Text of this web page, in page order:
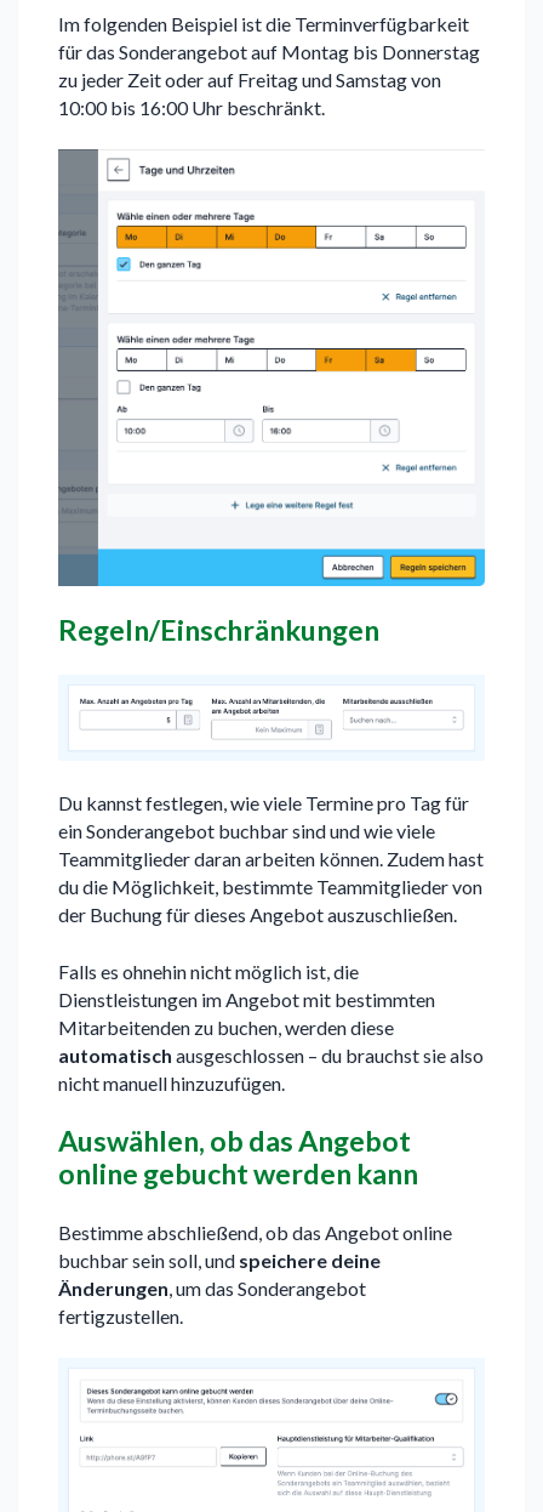
Im folgenden Beispiel ist die Terminverfügbarkeit
für das Sonderangebot auf Montag bis Donnerstag
zu jeder Zeit oder auf Freitag und Samstag von
10:00 bis 16:00 Uhr beschränkt.
Regeln/Einschränkungen
Du kannst festlegen, wie viele Termine pro Tag für
ein Sonderangebot buchbar sind und wie viele
Teammitglieder daran arbeiten können. Zudem hast
du die Möglichkeit, bestimmte Teammitglieder von
der Buchung für dieses Angebot auszuschließen.
Falls es ohnehin nicht möglich ist, die
Dienstleistungen im Angebot mit bestimmten
Mitarbeitenden zu buchen, werden diese
automatisch ausgeschlossen – du brauchst sie also
nicht manuell hinzuzufügen.
Auswählen, ob das Angebot
online gebucht werden kann
Bestimme abschließend, ob das Angebot online
buchbar sein soll, und speichere deine
Änderungen, um das Sonderangebot
fertigzustellen.